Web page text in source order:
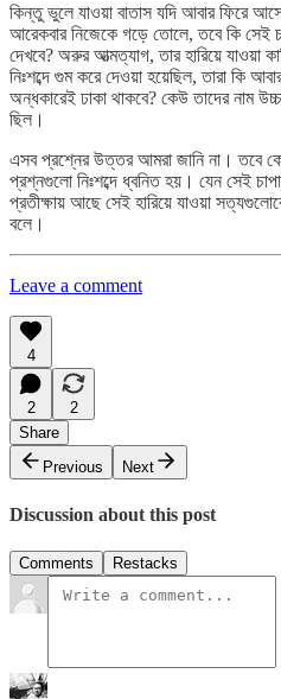
কিন্তু ভুলে যাওয়া বাতাস যদি আবার ফিরে
আরেকবার নিজেকে গড়ে তোলে, তবে কি
দেখবে? অরুর আত্মত্যাগ, তার হারিয়ে যাওয়া
নিঃশব্দে গুম করে দেওয়া হয়েছিল, তারা কি
অন্ধকারেই ঢাকা থাকবে? কেউ তাদের নাম
ছিল।
এসব প্রশ্নের উত্তর আমরা জানি না। তবে
প্রশ্নগুলো নিঃশব্দে ধ্বনিত হয়। যেন সেই
প্রতীক্ষায় আছে সেই হারিয়ে যাওয়া
বলে।
Leave a comment
4
2
2
Share
Previous
Next
Discussion about this post
Comments Restacks